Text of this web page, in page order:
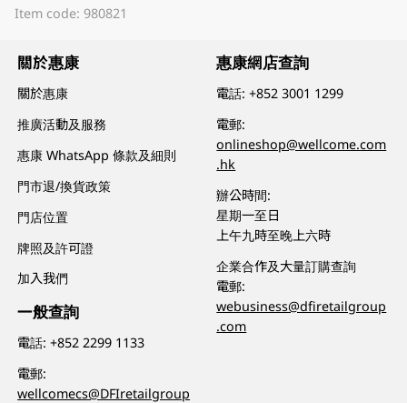
Item code: 980821
關於惠康
關於惠康
推廣活動及服務
惠康 WhatsApp 條款及細則
門市退/換貨政策
門店位置
牌照及許可證
加入我們
一般查詢
電話:+852 2299 1133
電郵:
wellcomecs@DFIretailgroup
惠康網店查詢
電話:+852 3001 1299
電郵:
onlineshop@wellcome.com
.hk
辦公時間:
星期一至日
上午九時至晚上六時
企業合作及大量訂購查詢
電郵:
webusiness@dfiretailgroup
.com